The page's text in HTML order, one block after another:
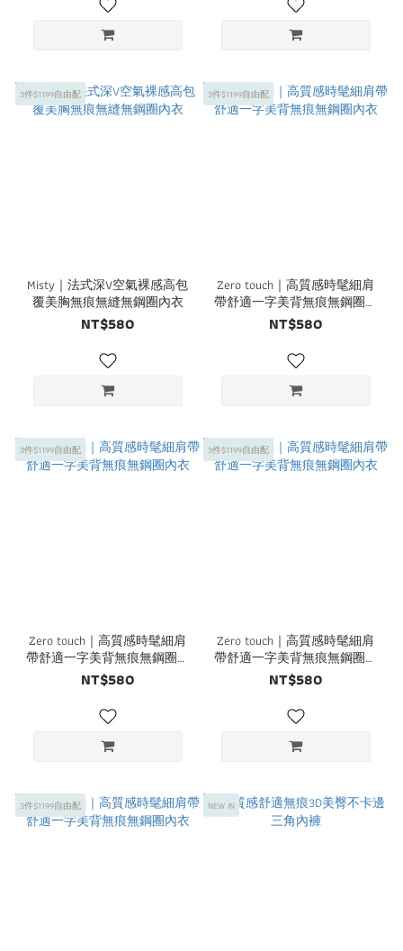
3件$1199自由配
Misty｜法式深V空氣裸感高包
覆美胸無痕無縫無鋼圈內衣
NT$580
3件$1199自由配
Zero touch｜高質感時髦細肩
帶舒適一字美背無痕無鋼圈內
衣
NT$580
3件$1199自由配
Zero touch｜高質感時髦細肩
帶舒適一字美背無痕無鋼圈內
衣
NT$580
3件$1199自由配
Zero touch｜高質感時髦細肩
帶舒適一字美背無痕無鋼圈內
衣
NT$580
3件$1199自由配 NEW IN